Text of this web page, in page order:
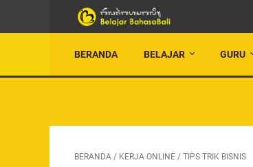
BERANDA BELAJAR GURU
BERANDA / KERJA ONLINE / TIPS TRIK BISNIS